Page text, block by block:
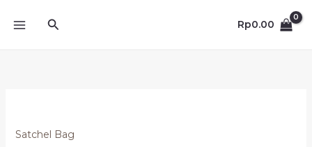
Cari Rp0.00
Satchel Bag